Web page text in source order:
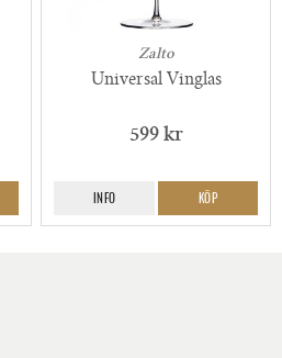
Zalto
Universal Vinglas
599 kr
INFO KÖP